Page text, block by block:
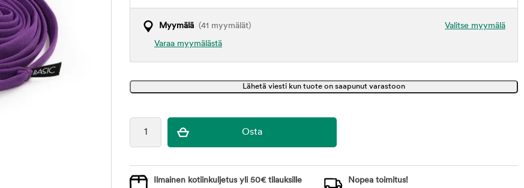
Valitse myymälä
Myymälä (41 myymälät)
Varaa myymälästä
Ilmainen kotiinkuljetus yli 50€ tilauksille Nopea toimitus!